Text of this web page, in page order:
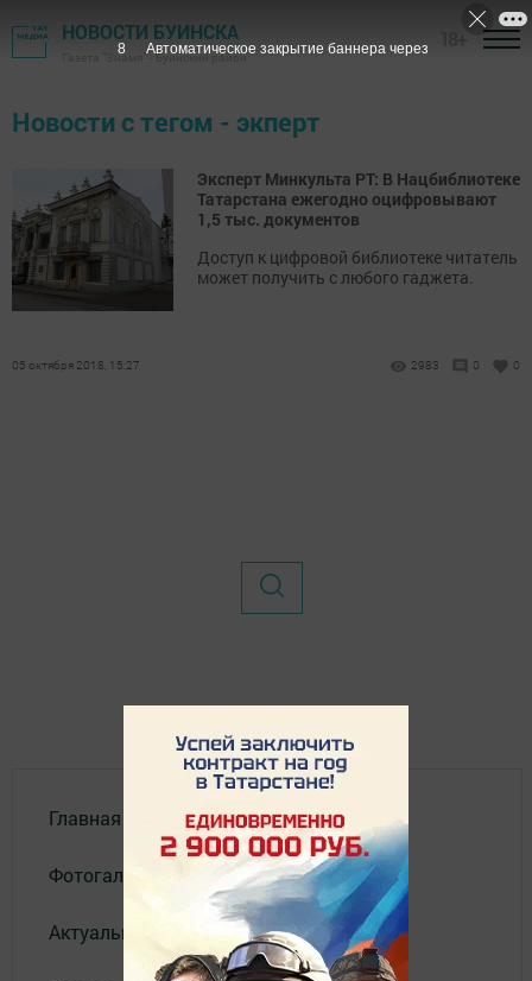
НОВОСТИ БУИНСКА
Газета "Знамя" - Буинский район
Новости с тегом - экперт
Эксперт Минкульта РТ: В Нацбиблиотеке
Татарстана ежегодно оцифровывают
1,5 тыс. документов
Доступ к цифровой библиотеке читатель
может получить с любого гаджета.
05 октября 2018, 15:27 2983 0 0
Главная
Фотогалереи
Актуальное видео
8 Автоматическое закрытие баннера через